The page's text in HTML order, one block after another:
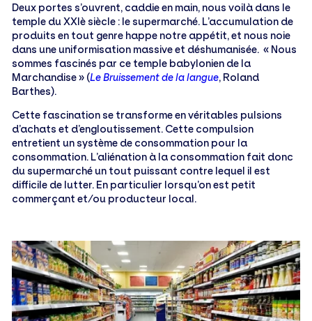
Deux portes s’ouvrent, caddie en main, nous voilà dans le
temple du XXIè siècle : le supermarché. L’accumulation de
produits en tout genre happe notre appétit, et nous noie
dans une uniformisation massive et déshumanisée. « Nous
sommes fascinés par ce temple babylonien de la
Marchandise » (Le Bruissement de la langue, Roland
Barthes).
Cette fascination se transforme en véritables pulsions
d’achats et d’engloutissement. Cette compulsion
entretient un système de consommation pour la
consommation. L’aliénation à la consommation fait donc
du supermarché un tout puissant contre lequel il est
difficile de lutter. En particulier lorsqu’on est petit
commerçant et/ou producteur local.